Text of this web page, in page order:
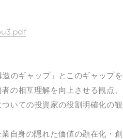
のギャップ」とこのギャップを
の相互理解を向上させる観点、
いての投資家の役割明確化の観
自身の隠れた価値の顕在化・創